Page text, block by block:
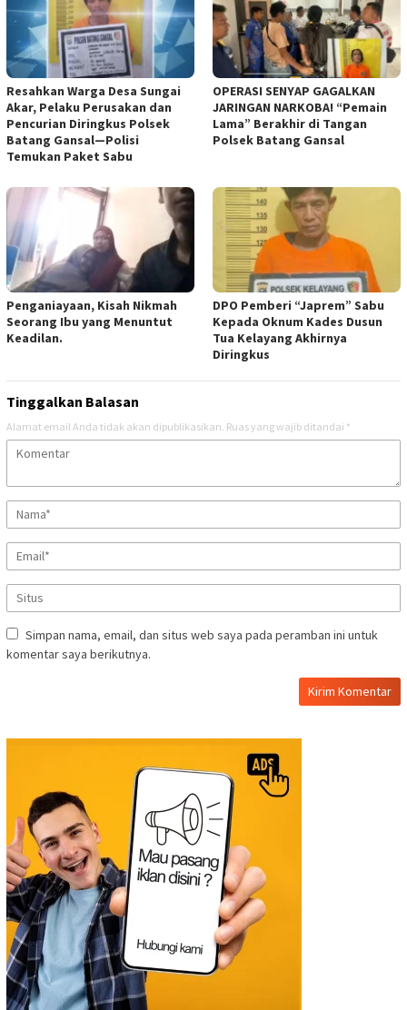
Resahkan Warga Desa Sungai
Akar, Pelaku Perusakan dan
Pencurian Diringkus Polsek
Batang Gansal—Polisi
Temukan Paket Sabu
OPERASI SENYAP GAGALKAN
JARINGAN NARKOBA! “Pemain
Lama” Berakhir di Tangan
Polsek Batang Gansal
Penganiayaan, Kisah Nikmah
Seorang Ibu yang Menuntut
Keadilan.
DPO Pemberi “Japrem” Sabu
Kepada Oknum Kades Dusun
Tua Kelayang Akhirnya
Diringkus
Tinggalkan Balasan
Alamat email Anda tidak akan dipublikasikan. Ruas yang wajib ditandai *
Simpan nama, email, dan situs web saya pada peramban ini untuk
komentar saya berikutnya.